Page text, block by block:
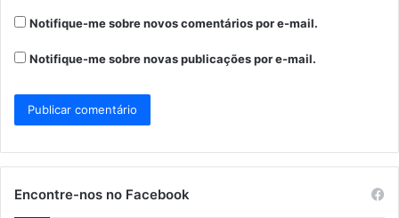
Notifique-me sobre novos comentários por e-mail.
Notifique-me sobre novas publicações por e-mail.
Encontre-nos no Facebook